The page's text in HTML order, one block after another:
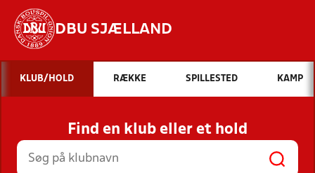
DBU SJÆLLAND
Hvad vil du søge efter?
INDHOLD OG NYHEDER
STILLINGER, RESULTATER, KLUBBER OG
HOLD
KLUB/HOLD RÆKKE SPILLESTED KAMP
Find en klub eller et hold